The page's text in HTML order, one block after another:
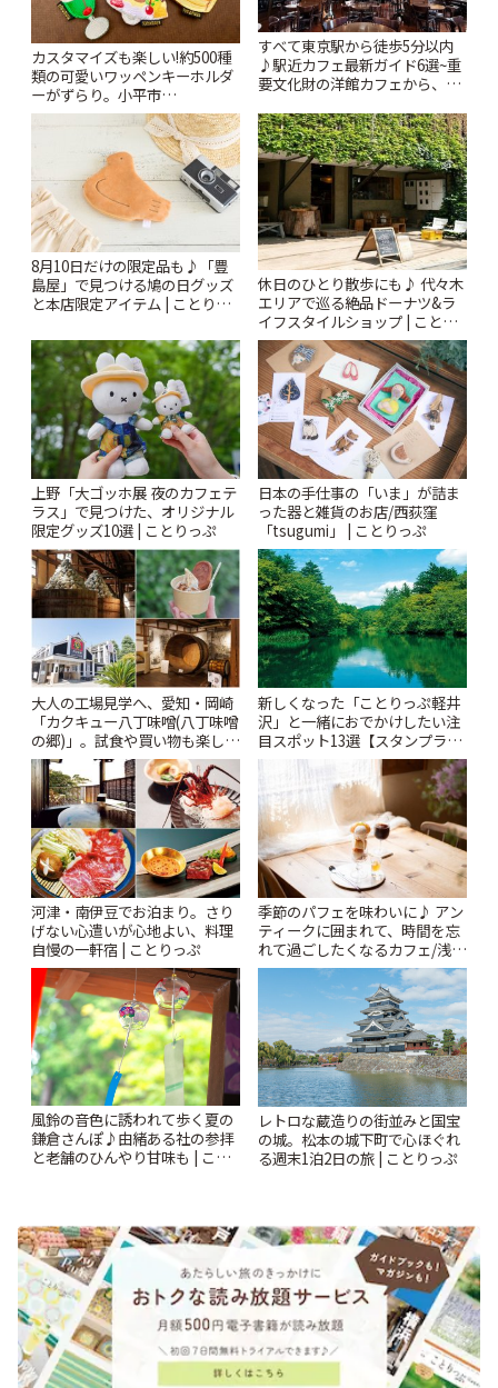
カスタマイズも楽しい!約500種
類の可愛いワッペンキーホルダ
ーがずらり。小平市
「Kimamaya T&K」 | ことりっ
すべて東京駅から徒歩5分以内
♪駅近カフェ最新ガイド6選~重
要文化財の洋館カフェから、改
りっぷ
8月10日だけの限定品も♪「豊
島屋」で見つける鳩の日グッズ
と本店限定アイテム | ことりっ
休日のひとり散歩にも♪ 代々木
エリアで巡る絶品ドーナツ&ラ
イフスタイルショップ | ことり
っぷ
上野「大ゴッホ展 夜のカフェテ
ラス」で見つけた、オリジナル
限定グッズ10選 | ことりっぷ
日本の手仕事の「いま」が詰ま
った器と雑貨のお店/西荻窪
「tsugumi」 | ことりっぷ
大人の工場見学へ、愛知・岡崎
「カクキュー八丁味噌(八丁味噌
の郷)」。試食や買い物も楽しみ
♪ | ことりっぷ
新しくなった「ことりっぷ軽井
沢」と一緒におでかけしたい注
目スポット13選【スタンプラリ
ー開催中】 | ことりっぷ
河津・南伊豆でお泊まり。さり
げない心遣いが心地よい、料理
自慢の一軒宿 | ことりっぷ
季節のパフェを味わいに♪ アン
ティークに囲まれて、時間を忘
れて過ごしたくなるカフェ/浅草
「annorum cafe」 | ことりっぷ
風鈴の音色に誘われて歩く夏の
鎌倉さんぽ♪由緒ある社の参拝
と老舗のひんやり甘味も | こと
レトロな蔵造りの街並みと国宝
の城。松本の城下町で心ほぐれ
る週末1泊2日の旅 | ことりっぷ